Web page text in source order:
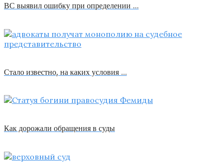
ВС выявил ошибку при определении …
Стало известно, на каких условия …
Как дорожали обращения в суды